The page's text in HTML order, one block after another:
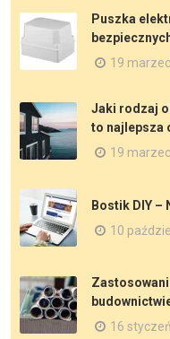
Puszka
19
Jaki rodzaj
to najlepsza
19
Bostik DIY –
10
16